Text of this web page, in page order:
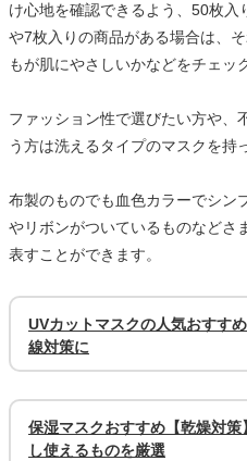
け心地を確認できるよう、50枚入
や7枚入りの商品がある場合は、
もが肌にやさしいかなどをチェッ
ファッション性で選びたい方や、
う方は洗えるタイプのマスクを持
布製のものでも血色カラーでシン
やリボンがついているものなどさ
表すことができます。
UVカットマスクの人気おすす
線対策に
保湿マスクおすすめ【乾燥対
し使えるものを厳選